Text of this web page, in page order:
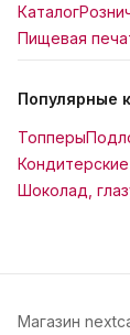
Каталог
Пищевая
Популярные
Топперы
Шоколад,
Магазин